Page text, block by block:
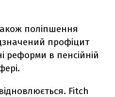
поліпшення
профіцит
реформи в пенсійній
Fitch